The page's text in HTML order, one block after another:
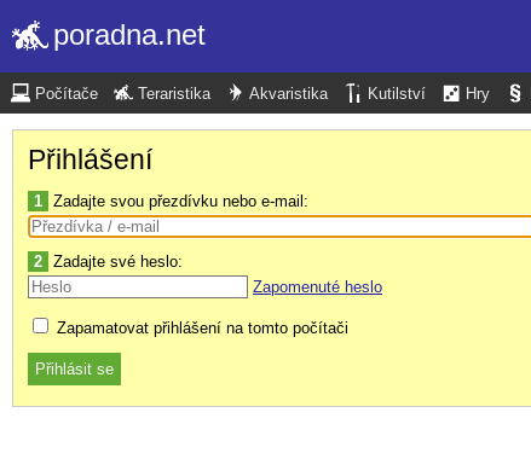
poradna.net
Počítače Teraristika Akvaristika Kutilství Hry
Přihlášení
1 Zadajte svou přezdívku nebo e-mail:
2 Zadajte své heslo:
Zapomenuté heslo
Zapamatovat přihlášení na tomto počítači